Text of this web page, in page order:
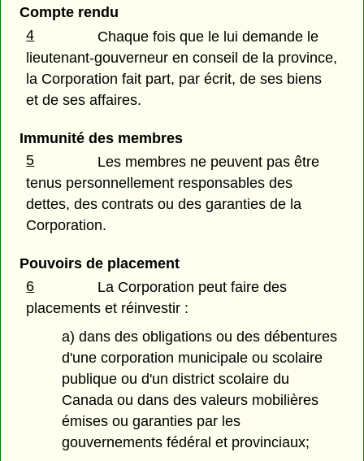
Compte rendu
4
Chaque fois que le lui demande le
lieutenant-gouverneur en conseil de la province,
la Corporation fait part, par écrit, de ses biens
et de ses affaires.
Immunité des membres
5
Les membres ne peuvent pas être
tenus personnellement responsables des
dettes, des contrats ou des garanties de la
Corporation.
Pouvoirs de placement
6
La Corporation peut faire des
placements et réinvestir :
a) dans des obligations ou des débentures
d'une corporation municipale ou scolaire
publique ou d'un district scolaire du
Canada ou dans des valeurs mobilières
émises ou garanties par les
gouvernements fédéral et provinciaux;